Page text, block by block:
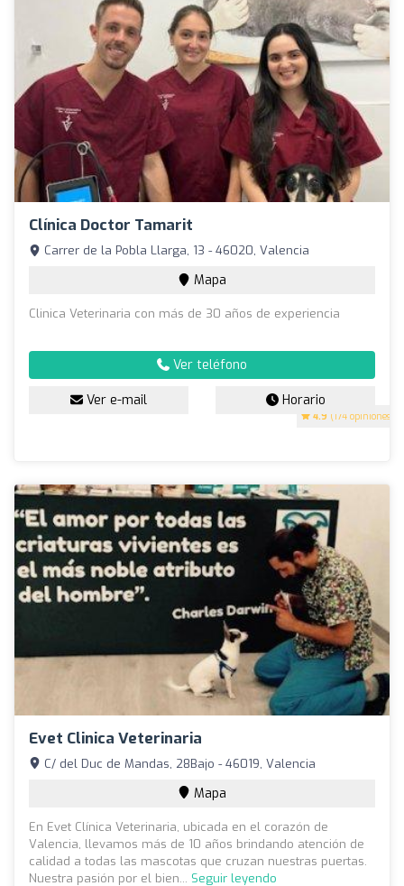
Clínica Doctor Tamarit
4.9 (174 opiniones)
Carrer de la Pobla Llarga, 13 - 46020, Valencia
Mapa
Clinica Veterinaria con más de 30 años de experiencia
Ver teléfono
Ver e-mail Horario
Evet Clinica Veterinaria
C/ del Duc de Mandas, 28Bajo - 46019, Valencia
Mapa
En Evet Clínica Veterinaria, ubicada en el corazón de
Valencia, llevamos más de 10 años brindando atención de
calidad a todas las mascotas que cruzan nuestras puertas.
Nuestra pasión por el bien... Seguir leyendo